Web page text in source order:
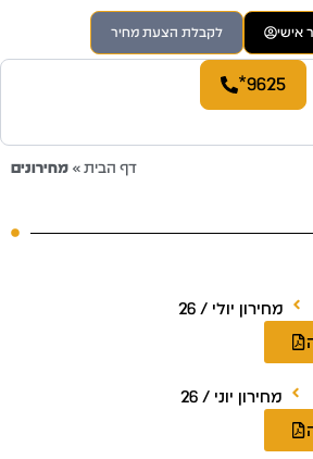
לקבלת הצעת מחיר
9625*
דף הבית »מחירונים
מחירון יולי / 26
מחירון יוני / 26